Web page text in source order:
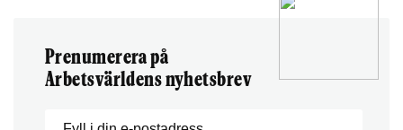
Prenumerera på
Arbetsvärldens nyhetsbrev